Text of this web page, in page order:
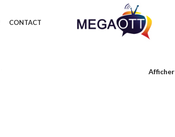
CONTACT
Afficher